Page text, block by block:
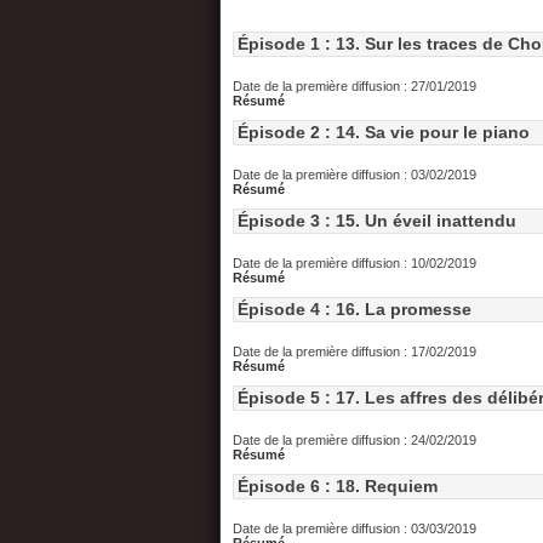
Épisode 1 : 13. Sur les traces de
Date de la première diffusion : 27/01/2019
Résumé
Épisode 2 : 14. Sa vie pour le piano
Date de la première diffusion : 03/02/2019
Résumé
Épisode 3 : 15. Un éveil inattendu
Date de la première diffusion : 10/02/2019
Résumé
Épisode 4 : 16. La promesse
Date de la première diffusion : 17/02/2019
Résumé
Épisode 5 : 17. Les affres des
Date de la première diffusion : 24/02/2019
Résumé
Épisode 6 : 18. Requiem
Date de la première diffusion : 03/03/2019